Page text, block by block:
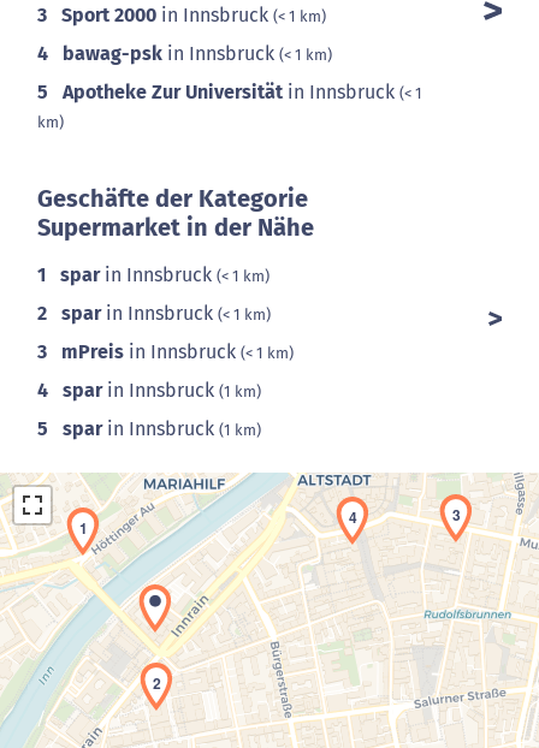
3 Sport 2000 in Innsbruck (< 1 km)
4 bawag-psk in Innsbruck (< 1 km)
5 Apotheke Zur Universität in Innsbruck (< 1
km)
Geschäfte der Kategorie
Supermarket in der Nähe
1 sparin Innsbruck (< 1 km)
2 sparin Innsbruck (< 1 km)
3 mPreis in Innsbruck (< 1 km)
4 sparin Innsbruck (1 km)
5 sparin Innsbruck (1 km)
Laden der Karte...
1
2
3
4